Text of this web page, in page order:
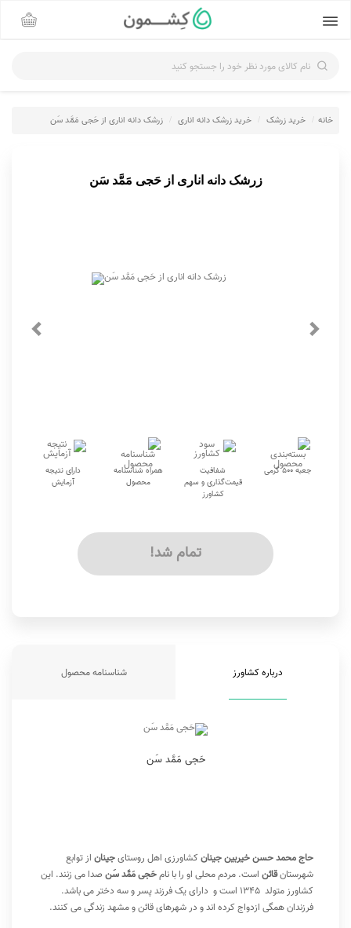
نام کالای مورد نظر خود را جستجو کنید
خانه خرید زرشک خرید زرشک دانه اناری زرشک دانه اناری از حَجی مَمَّد سَن
زرشک دانه اناری از حَجی مَمَّد سَن
جعبه 500 گرمی
شفافیت
قیمت‌گذاری و سهم
کشاورز
همراه شناسنامه
محصول
دارای نتیجه
آزمایش
تمام شد!
درباره کشاورز شناسنامه محصول
حَجی مَمَّد سَن
حاج محمد حسن خیربین جینان کشاورزی اهل روستایجینان از توابع
شهرستانقائن است. مردم محلی او را با نامحَجی مَمَّد سَن صدا می زنند. این
کشاورز متولد 1345 است و دارای یک فرزند پسر و سه دختر می باشد.
فرزندان همگی ازدواج کرده اند و در شهرهای قائن و مشهد زندگی می کنند.